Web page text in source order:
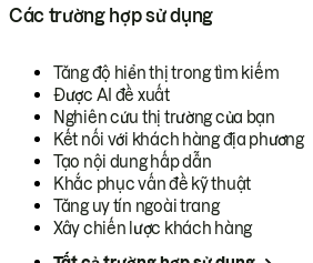
Các trường hợp sử dụng
Tăng độ hiển thị trong tìm kiếm
Được AI đề xuất
Nghiên cứu thị trường của bạn
Kết nối với khách hàng địa phương
Tạo nội dung hấp dẫn
Khắc phục vấn đề kỹ thuật
Tăng uy tín ngoài trang
Xây chiến lược khách hàng